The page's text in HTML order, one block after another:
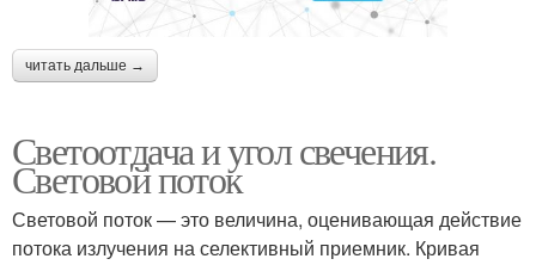
читать дальше →
Светоотдача и угол свечения.
Световой поток
Световой поток — это величина, оценивающая действие
потока излучения на селективный приемник. Кривая